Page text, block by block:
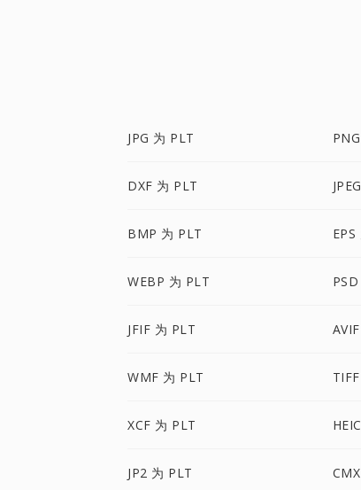
JPG 为 PLT
DXF 为 PLT
BMP 为 PLT
WEBP 为 PLT
JFIF 为 PLT
WMF 为 PLT
XCF 为 PLT
JP2 为 PLT